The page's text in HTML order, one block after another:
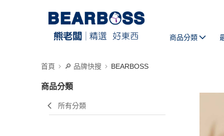
商品分類
首頁 🔎 品牌快搜 BEARBOSS
商品分類
所有分類